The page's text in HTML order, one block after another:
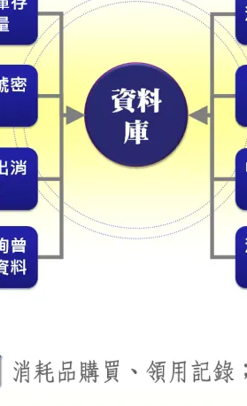
例
耗用品收發月報表』、『各單位領用